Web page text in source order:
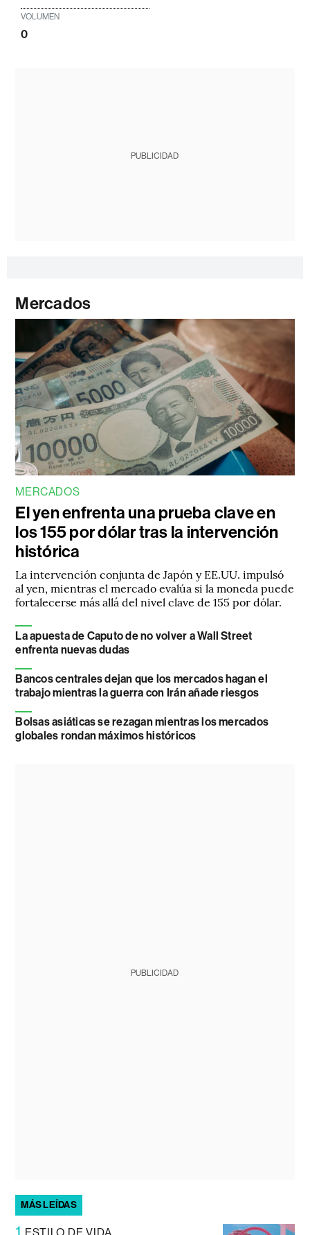
VOLUMEN
0
PUBLICIDAD
Mercados
MERCADOS
El yen enfrenta una prueba clave en
los 155 por dólar tras la intervención
histórica
La intervención conjunta de Japón y EE.UU. impulsó
al yen, mientras el mercado evalúa si la moneda puede
fortalecerse más allá del nivel clave de 155 por dólar.
La apuesta de Caputo de no volver a Wall Street
enfrenta nuevas dudas
Bancos centrales dejan que los mercados hagan el
trabajo mientras la guerra con Irán añade riesgos
Bolsas asiáticas se rezagan mientras los mercados
globales rondan máximos históricos
PUBLICIDAD
MÁS LEÍDAS